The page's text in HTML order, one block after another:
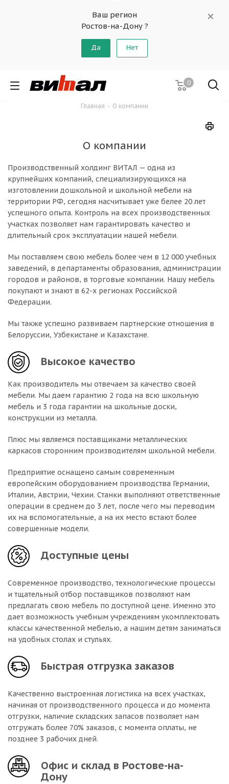
Ваш регион
Ростов-на-Дону ?
Да Нет
0
Главная - О компании
О компании
Производственный холдинг ВИТАЛ — одна из
крупнейших компаний, специализирующихся на
изготовлении дошкольной и школьной мебели на
территории РФ, сегодня насчитывает уже белее 20 лет
успешного опыта. Контроль на всех производственных
участках позволяет нам гарантировать качество и
длительный срок эксплуатации нашей мебели.
Мы поставляем свою мебель более чем в 12 000 учебных
заведений, в департаменты образования, администрации
городов и районов, в торговые компании. Нашу мебель
покупают и знают в 62-х регионах Российской
Федерации.
Мы также успешно развиваем партнерские отношения в
Белоруссии, Узбекистане и Казахстане.
Высокое качество
Как производитель мы отвечаем за качество своей
мебели. Мы даем гарантию 2 года на всю школьную
мебель и 3 года гарантии на школьные доски,
конструкции из металла.
Плюс мы являемся поставщиками металлических
каркасов сторонним производителям школьной мебели.
Предприятие оснащено самым современным
европейским оборудованием производства Германии,
Италии, Австрии, Чехии. Станки выполняют ответственные
операции в среднем до 3 лет, после чего мы переводим
их на вспомогательные, а на их место встают более
совершенные модели.
Доступные цены
Современное производство, технологические процессы
и тщательный отбор поставщиков позволяют нам
предлагать свою мебель по доступной цене. Именно это
дает возможность учебным учреждениям укомплектовать
классы качественной мебелью, а нашим детям заниматься
на удобных столах и стульях.
Быстрая отгрузка заказов
Качественно выстроенная логистика на всех участках,
начиная от производственного процесса и до момента
отгрузки, наличие складских запасов позволяет нам
отгружать более 70% заказов, с момента оплаты, не
позднее 3 рабочих дней.
Офис и склад в Ростове-на-
Дону